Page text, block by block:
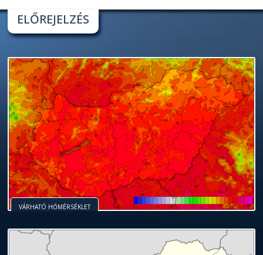
ELŐREJELZÉS
VÁRHATÓ HŐMÉRSÉKLET